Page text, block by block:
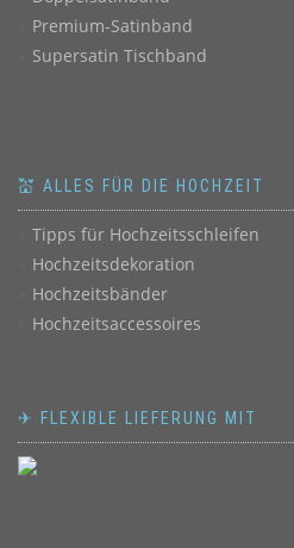
Premium-Satinband
Supersatin Tischband
💒 ALLES FÜR DIE HOCHZEIT
Tipps für Hochzeitsschleifen
Hochzeitsdekoration
Hochzeitsbänder
Hochzeitsaccessoires
✈ FLEXIBLE LIEFERUNG MIT